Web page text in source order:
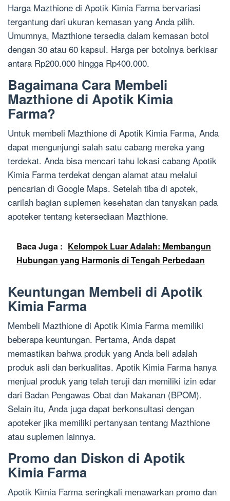
Harga Mazthione di Apotik Kimia Farma bervariasi
tergantung dari ukuran kemasan yang Anda pilih.
Umumnya, Mazthione tersedia dalam kemasan botol
dengan 30 atau 60 kapsul. Harga per botolnya berkisar
antara Rp200.000 hingga Rp400.000.
Bagaimana Cara Membeli
Mazthione di Apotik Kimia
Farma?
Untuk membeli Mazthione di Apotik Kimia Farma, Anda
dapat mengunjungi salah satu cabang mereka yang
terdekat. Anda bisa mencari tahu lokasi cabang Apotik
Kimia Farma terdekat dengan alamat atau melalui
pencarian di Google Maps. Setelah tiba di apotek,
carilah bagian suplemen kesehatan dan tanyakan pada
apoteker tentang ketersediaan Mazthione.
Baca Juga : Kelompok Luar Adalah: Membangun
Hubungan yang Harmonis di Tengah Perbedaan
Keuntungan Membeli di Apotik
Kimia Farma
Membeli Mazthione di Apotik Kimia Farma memiliki
beberapa keuntungan. Pertama, Anda dapat
memastikan bahwa produk yang Anda beli adalah
produk asli dan berkualitas. Apotik Kimia Farma hanya
menjual produk yang telah teruji dan memiliki izin edar
dari Badan Pengawas Obat dan Makanan (BPOM).
Selain itu, Anda juga dapat berkonsultasi dengan
apoteker jika memiliki pertanyaan tentang Mazthione
atau suplemen lainnya.
Promo dan Diskon di Apotik
Kimia Farma
Apotik Kimia Farma seringkali menawarkan promo dan